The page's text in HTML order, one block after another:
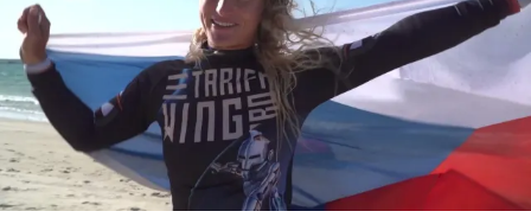
Americký fotbal
Baseball a softbal
Basketbal
Biatlon
NEPŘEHLÉDNĚTE
Soutěže
Historické návraty
Aplikace ČT sport